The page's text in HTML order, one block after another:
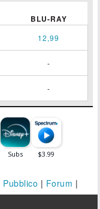
BLU-RAY
12,99
-
-
Pubblico | Forum |